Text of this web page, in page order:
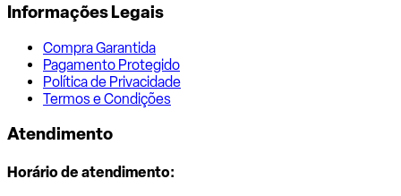
Informações Legais
Compra Garantida
Pagamento Protegido
Política de Privacidade
Termos e Condições
Atendimento
Horário de atendimento: